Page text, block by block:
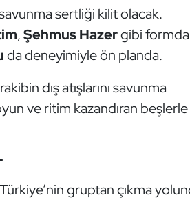
sertliği kilit olacak.
,Şehmus Hazergibi formda
da deneyimiyle ön planda.
dış atışlarını savunma
ve ritim kazandıran beşlerle
gruptan çıkma